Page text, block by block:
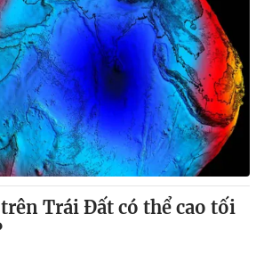
tế
Trái Đất có thể cao tối